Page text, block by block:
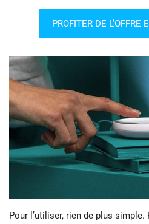
PROFITER DE L’OFFRE
Pour l’utiliser, rien de plus